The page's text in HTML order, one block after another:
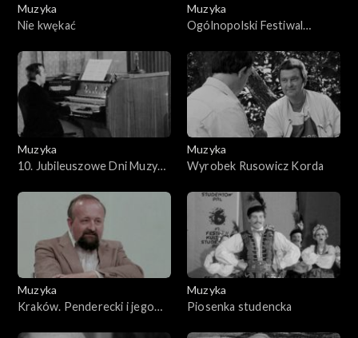
Muzyka
Nie kwękać
Muzyka
Ogólnopolski Festiwal
Muzyka
10. Jubileuszowe Dni Muzyki
Muzyka
Wyrobek Rusowicz Korda
Muzyka
Kraków. Penderecki i jego
Muzyka
Piosenka studencka